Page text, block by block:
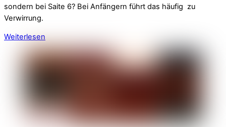
sondern bei Saite 6? Bei Anfängern führt das häufig zu
Verwirrung.
Weiterlesen